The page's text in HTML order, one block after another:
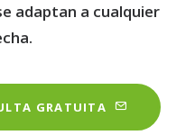
adaptan a cualquier
GRATUITA